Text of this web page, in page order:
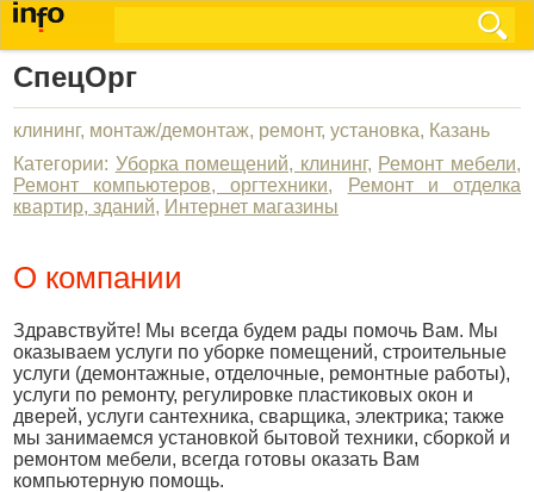
СпецОрг
клининг, монтаж/демонтаж, ремонт, установка, Казань
Категории: Уборка помещений, клининг, Ремонт мебели,
Ремонт компьютеров, оргтехники,
Ремонт и отделка
квартир, зданий, Интернет магазины
О компании
Здравствуйте! Мы всегда будем рады помочь Вам. Мы
оказываем услуги по уборке помещений, строительные
услуги (демонтажные, отделочные, ремонтные работы),
услуги по ремонту, регулировке пластиковых окон и
дверей, услуги сантехника, сварщика, электрика; также
мы занимаемся установкой бытовой техники, сборкой и
ремонтом мебели, всегда готовы оказать Вам
компьютерную помощь.